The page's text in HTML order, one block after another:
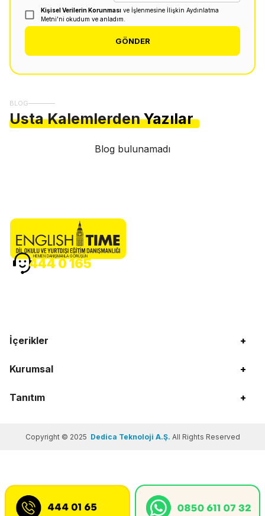
Kişisel Verilerin Korunması ve İşlenmesine İlişkin Aydınlatma
Metni'ni okudum ve anladım.
GÖNDER
BLOG
Usta Kalemlerden Yazılar
Blog bulunamadı
İçerikler +
Kurumsal +
Tanıtım +
HEMEN DANIŞMANLA GÖRÜŞÜN
444 0 165
Copyright © 2025 Dedica Teknoloji A.Ş. All Rights Reserved